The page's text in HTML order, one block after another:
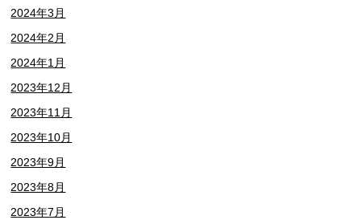
2024年3月
2024年2月
2024年1月
2023年12月
2023年11月
2023年10月
2023年9月
2023年8月
2023年7月